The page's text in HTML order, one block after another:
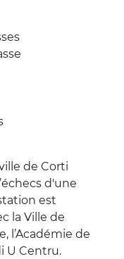
de Corti
d'une
est
la Ville de
l’Académie de
U Centru.